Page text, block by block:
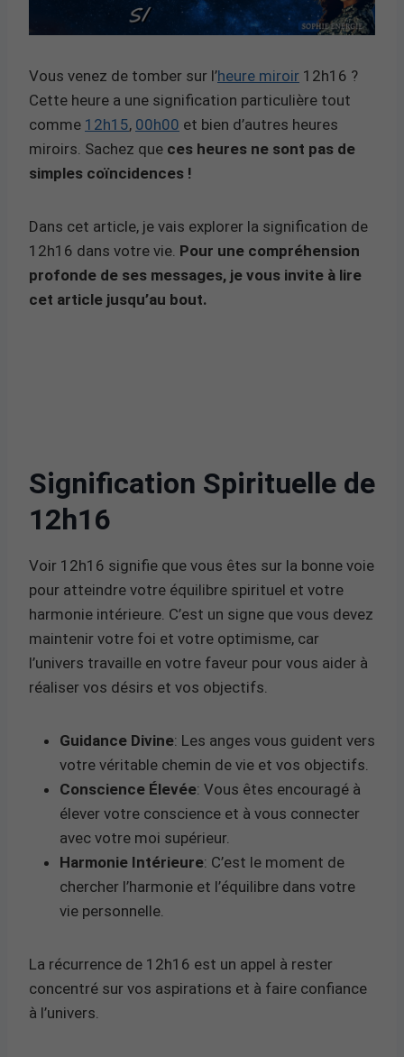
Vous venez de tomber sur l’heure miroir 12h16 ?
Cette heure a une signification particulière tout
comme 12h15, 00h00 et bien d’autres heures
miroirs. Sachez que ces heures ne sont pas de
simples coïncidences !
Dans cet article, je vais explorer la signification de
12h16 dans votre vie. Pour une compréhension
profonde de ses messages, je vous invite à lire
cet article jusqu’au bout.
Signification Spirituelle de
12h16
Voir 12h16 signifie que vous êtes sur la bonne voie
pour atteindre votre équilibre spirituel et votre
harmonie intérieure. C’est un signe que vous devez
maintenir votre foi et votre optimisme, car
l’univers travaille en votre faveur pour vous aider à
réaliser vos désirs et vos objectifs.
Guidance Divine: Les anges vous guident vers
votre véritable chemin de vie et vos objectifs.
Conscience Élevée: Vous êtes encouragé à
élever votre conscience et à vous connecter
avec votre moi supérieur.
Harmonie Intérieure: C’est le moment de
chercher l’harmonie et l’équilibre dans votre
vie personnelle.
La récurrence de 12h16 est un appel à rester
concentré sur vos aspirations et à faire confiance
à l’univers.